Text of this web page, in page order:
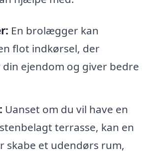
En brolægger kan
flot indkørsel, der
ejendom og giver bedre
Uanset om du vil have en
terrasse, kan en
skabe et udendørs rum,